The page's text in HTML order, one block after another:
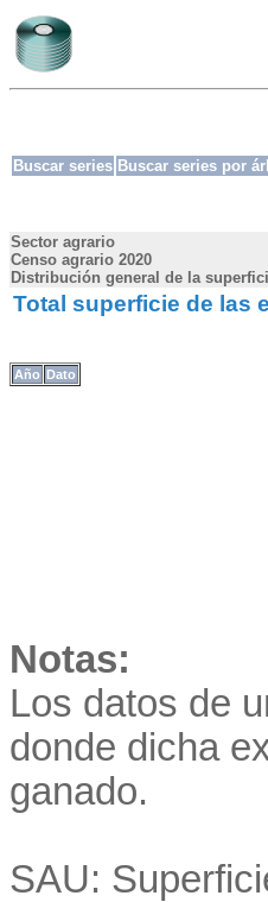
Buscar series Buscar series por
Sector agrario
Censo agrario 2020
Distribución general de la
Total superficie de las
Año Dato
Notas:
Los datos de
donde dicha
ganado.
SAU: